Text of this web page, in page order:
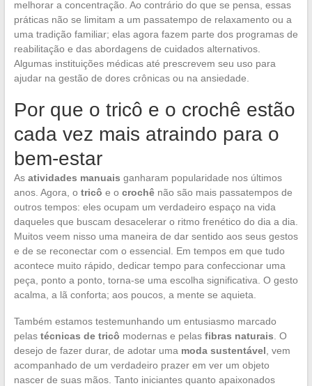
melhorar a concentração. Ao contrário do que se pensa, essas
práticas não se limitam a um passatempo de relaxamento ou a
uma tradição familiar; elas agora fazem parte dos programas de
reabilitação e das abordagens de cuidados alternativos.
Algumas instituições médicas até prescrevem seu uso para
ajudar na gestão de dores crônicas ou na ansiedade.
Por que o tricô e o crochê estão
cada vez mais atraindo para o
bem-estar
As atividades manuais ganharam popularidade nos últimos
anos. Agora, o tricô e o crochênão são mais passatempos de
outros tempos: eles ocupam um verdadeiro espaço na vida
daqueles que buscam desacelerar o ritmo frenético do dia a dia.
Muitos veem nisso uma maneira de dar sentido aos seus gestos
e de se reconectar com o essencial. Em tempos em que tudo
acontece muito rápido, dedicar tempo para confeccionar uma
peça, ponto a ponto, torna-se uma escolha significativa. O gesto
acalma, a lã conforta; aos poucos, a mente se aquieta.
Também estamos testemunhando um entusiasmo marcado
pelas técnicas de tricô modernas e pelas fibras naturais . O
desejo de fazer durar, de adotar uma moda sustentável , vem
acompanhado de um verdadeiro prazer em ver um objeto
nascer de suas mãos. Tanto iniciantes quanto apaixonados